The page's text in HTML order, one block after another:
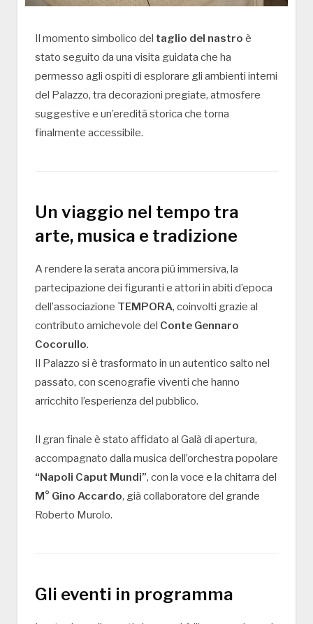
Il momento simbolico del taglio del nastro è
stato seguito da una visita guidata che ha
permesso agli ospiti di esplorare gli ambienti interni
del Palazzo, tra decorazioni pregiate, atmosfere
suggestive e un’eredità storica che torna
finalmente accessibile.
Un viaggio nel tempo tra
arte, musica e tradizione
A rendere la serata ancora più immersiva, la
partecipazione dei figuranti e attori in abiti d’epoca
dell’associazione TEMPORA, coinvolti grazie al
contributo amichevole del Conte Gennaro
Cocorullo.
Il Palazzo si è trasformato in un autentico salto nel
passato, con scenografie viventi che hanno
arricchito l’esperienza del pubblico.
Il gran finale è stato affidato al Galà di apertura,
accompagnato dalla musica dell’orchestra popolare
“Napoli Caput Mundi”, con la voce e la chitarra del
M° Gino Accardo, già collaboratore del grande
Roberto Murolo.
Gli eventi in programma